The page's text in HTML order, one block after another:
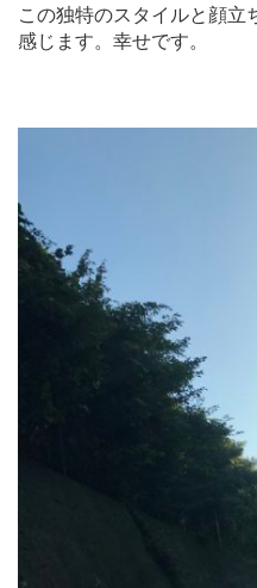
この独特のスタイルと顔立
感じます。幸せです。